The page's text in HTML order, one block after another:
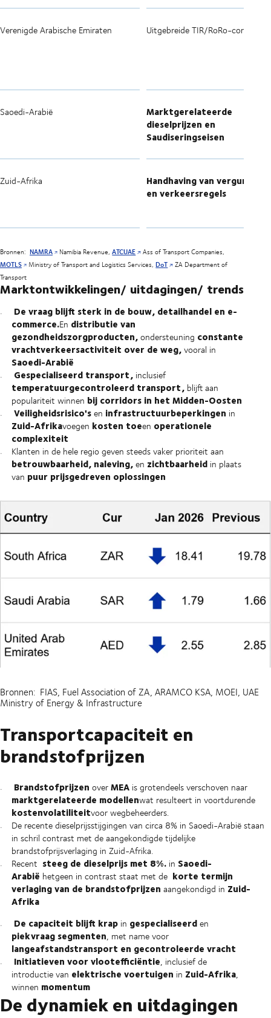
Verenigde Arabische Emiraten Uitgebreide TIR/RoRo-corridors
Saoedi-Arabië
Marktgerelateerde
dieselprijzen en
Saudiseringseisen
Zuid-Afrika
Handhaving van
en verkeersregels
Bronnen: NAMRA Namibia Revenue, ATCUAE
Ass of Transport Companies,
MOTLS
Ministry of Transport and Logistics Services, DoT
ZA Department of
Transport
Marktontwikkelingen/ uitdagingen/ trends
De vraag blijft sterk in de bouw, detailhandel en e-
commerce.En distributie van
gezondheidszorgproducten,ondersteuning constante
vrachtverkeersactiviteit over de weg,vooral in
Saoedi-Arabië
Gespecialiseerd transport,inclusief
temperatuurgecontroleerd transport,blijft aan
populariteit winnen bij corridors in het Midden-Oosten
Veiligheidsrisico'sen infrastructuurbeperkingen in
Zuid-Afrikavoegen kosten toeen operationele
complexiteit
Klanten in de hele regio geven steeds vaker prioriteit aan
betrouwbaarheid, naleving,en zichtbaarheidin plaats
van puur prijsgedreven oplossingen
Bronnen: FIAS, Fuel Association of ZA, ARAMCO KSA, MOEI, UAE
Ministry of Energy & Infrastructure
Transportcapaciteit en
brandstofprijzen
Brandstofprijzen overMEAis grotendeels verschoven naar
marktgerelateerde modellenwat resulteert in voortdurende
kostenvolatiliteitvoor wegbeheerders.
De recente dieselprijsstijgingen van circa 8% in Saoedi-Arabië staan
in schril contrast met de aangekondigde tijdelijke
brandstofprijsverlaging in Zuid-Afrika.
Recent steeg de dieselprijs met 8%.in Saoedi-
Arabië hetgeen in contrast staat met de korte termijn
verlaging van de brandstofprijzen aangekondigd in Zuid-
Afrika
De capaciteit blijft krapin gespecialiseerden
piekvraag segmenten, met name voor
langeafstandstransport en gecontroleerde vracht
Initiatieven voor vlootefficiëntie, inclusief de
introductie van elektrische voertuigen in Zuid-Afrika,
winnen momentum
De dynamiek en uitdagingen